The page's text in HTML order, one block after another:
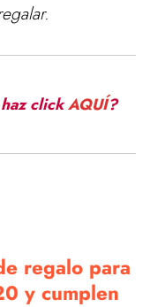
clickAQUÍ?
regalo para
y cumplen